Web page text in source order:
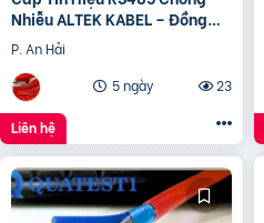
Nhiễu ALTEK KABEL – Đồng
Nguyên Chất 100%, Truyền
Tín Hiệu Ổn Định
P. An Hải
5 ngày
23
Liên hệ